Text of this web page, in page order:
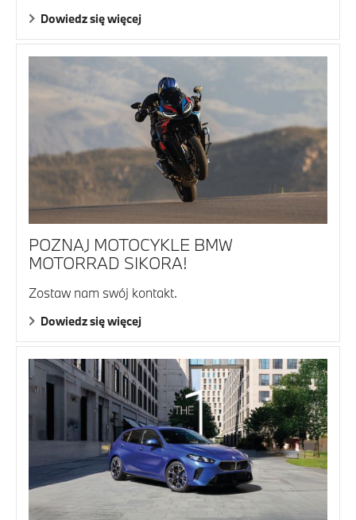
Dowiedz się więcej
POZNAJ MOTOCYKLE BMW
MOTORRAD SIKORA!
Zostaw nam swój kontakt.
Dowiedz się więcej